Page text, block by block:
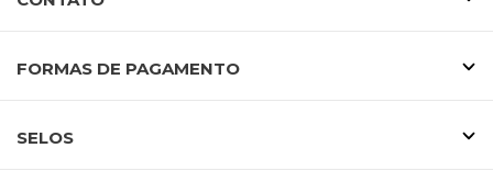
FORMAS DE PAGAMENTO
SELOS